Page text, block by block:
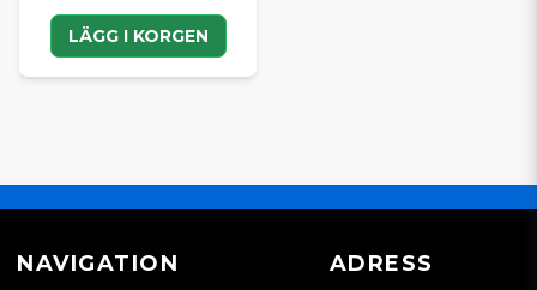
LÄGG I KORGEN
NAVIGATION ADRESS